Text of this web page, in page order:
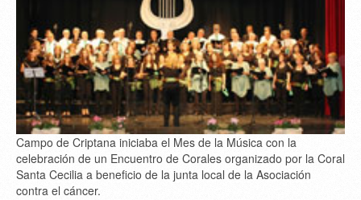
Campo de Criptana iniciaba el Mes de la Música con la
celebración de un Encuentro de Corales organizado por la Coral
Santa Cecilia a beneficio de la junta local de la Asociación
contra el cáncer.